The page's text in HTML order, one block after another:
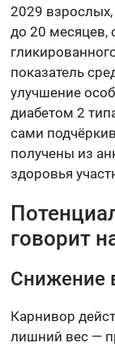
2029
до 20
показатель
улучшение
диабетом 2
сами
получены из
здоровья
говорит
Снижение
Карнивор
лишний вес —